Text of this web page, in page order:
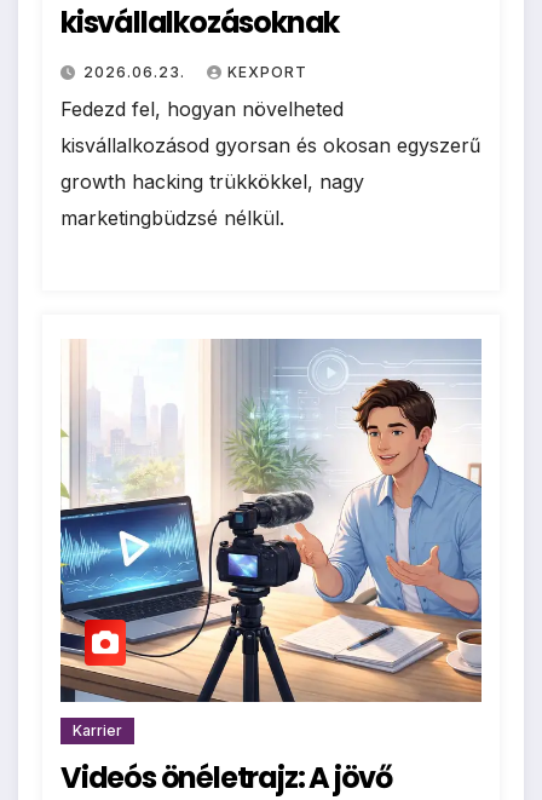
kisvállalkozásoknak
2026.06.23. KEXPORT
Fedezd fel, hogyan növelheted
kisvállalkozásod gyorsan és okosan egyszerű
growth hacking trükkökkel, nagy
marketingbüdzsé nélkül.
Karrier
Videós önéletrajz: A jövő